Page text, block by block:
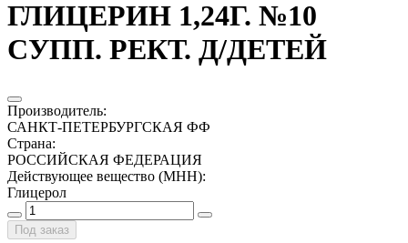
ГЛИЦЕРИН 1,24Г. №10
СУПП. РЕКТ. Д/ДЕТЕЙ
Производитель:
САНКТ-ПЕТЕРБУРГСКАЯ ФФ
Страна:
РОССИЙСКАЯ ФЕДЕРАЦИЯ
Действующее вещество (МНН):
Глицерол
Под заказ